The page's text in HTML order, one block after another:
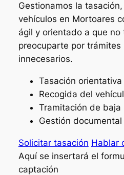
Gestionamos la
vehículos en Mortoares
ágil y orientado a que no
preocuparte por
innecesarios.
Tasación orientativa
Recogida del
Tramitación de baja
Gestión documental
Solicitar tasación Hablar
Aquí se insertará el
captación